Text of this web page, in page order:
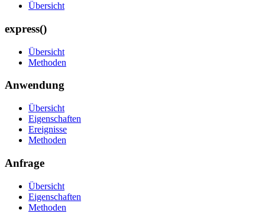
Übersicht
express()
Übersicht
Methoden
Anwendung
Übersicht
Eigenschaften
Ereignisse
Methoden
Anfrage
Übersicht
Eigenschaften
Methoden